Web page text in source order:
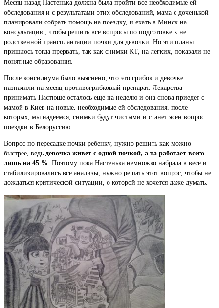
Месяц назад Настенька должна была пройти все необходимые ей
обследования и с результатами этих обследований, мама с доченькой
планировали собрать помощь на поездку, и ехать в Минск на
консультацию, чтобы решить все вопросы по подготовке к не
родственной трансплантации почки для девочки. Но эти планы
пришлось тогда прервать, так как снимки КТ, на легких, показали не
понятные образования.
После консилиума было выяснено, что это грибок и девочке
назначили на месяц противогрибковый препарат. Лекарства
принимать Настюше осталось еще на неделю и она снова приедет с
мамой в Киев на новые, необходимые ей обследования, после
которых, мы надеемся, снимки будут чистыми и станет ясен вопрос
поездки в Белоруссию.
Вопрос по пересадке почки ребенку, нужно решить как можно
быстрее, ведь девочка живет с одной почкой, а та работает всего
лишь на 45 %. Поэтому пока Настенька немножко набрала в весе и
стабилизировались все анализы, нужно решать этот вопрос, чтобы не
дождаться критической ситуации, о которой не хочется даже думать.